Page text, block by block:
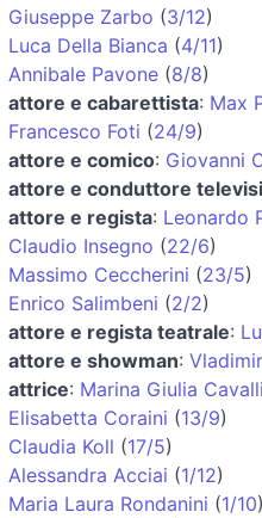
Giuseppe Zarbo (3/12)
Luca Della Bianca (4/11)
Annibale Pavone (8/8)
attore e cabarettista: Max
Francesco Foti (24/9)
attore e comico: Giovanni
attore e conduttore
attore e regista: Leonardo
Claudio Insegno (22/6)
Massimo Ceccherini (23/5)
Enrico Salimbeni (2/2)
attore e regista teatrale:
attore e showman:
attrice: Marina Giulia Cavalli
Elisabetta Coraini (13/9)
Claudia Koll (17/5)
Alessandra Acciai (1/12)
Maria Laura Rondanini (1/10)